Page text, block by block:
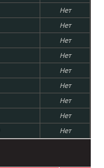
Нет
Нет
Нет
Нет
Нет
Нет
Нет
Нет
Нет